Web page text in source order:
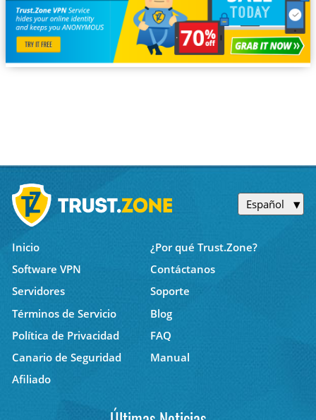
Español
Inicio
¿Por qué Trust.Zone?
Software VPN
Contáctanos
Servidores
Soporte
Términos de Servicio
Blog
Política de Privacidad
FAQ
Canario de Seguridad
Manual
Afiliado